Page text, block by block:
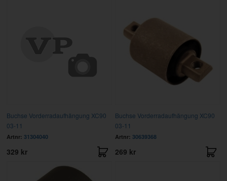
Buchse Vorderradaufhängung XC90
03-11
Artnr: 31304040
329 kr
Buchse Vorderradaufhängung XC90
03-11
Artnr: 30639368
269 kr